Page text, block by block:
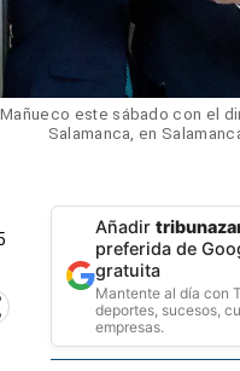
este sábado con el
Salamanca, en
Añadir
preferida de
gratuita
Mantente al día con
deportes, sucesos,
empresas.